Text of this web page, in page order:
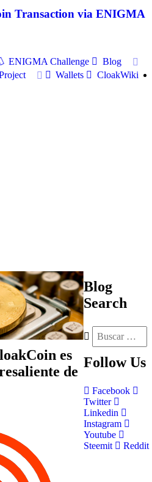
Transaction via ENIGMA
ENIGMA Challenge
Blog
Wallets CloakWiki
es
de
Blog
Search
Follow Us
Facebook
Twitter
Linkedin
Instagram
Youtube
Steemit
Reddit